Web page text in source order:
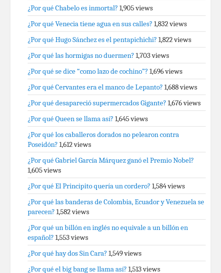
¿Por qué Chabelo es inmortal? 1,905 views
¿Por qué Venecia tiene agua en sus calles? 1,832 views
¿Por qué Hugo Sánchez es el pentapichichi? 1,822 views
¿Por qué las hormigas no duermen? 1,703 views
¿Por qué se dice “como lazo de cochino”? 1,696 views
¿Por qué Cervantes era el manco de Lepanto? 1,688 views
¿Por qué desapareció supermercados Gigante? 1,676 views
¿Por qué Queen se llama así? 1,645 views
¿Por qué los caballeros dorados no pelearon contra
Poseidón? 1,612 views
¿Por qué Gabriel García Márquez ganó el Premio Nobel?
1,605 views
¿Por qué El Principito quería un cordero? 1,584 views
¿Por qué las banderas de Colombia, Ecuador y Venezuela se
parecen? 1,582 views
¿Por qué un billón en inglés no equivale a un billón en
español? 1,553 views
¿Por qué hay dos Sin Cara? 1,549 views
¿Por qué el big bang se llama así? 1,513 views